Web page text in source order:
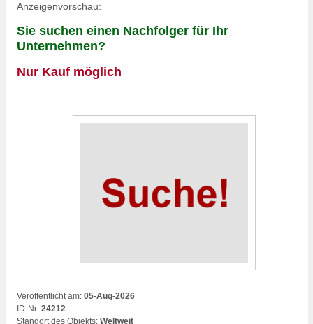
Anzeigenvorschau:
Sie suchen einen Nachfolger für Ihr
Unternehmen?
Nur Kauf möglich
Veröffentlicht am: 05-Aug-2026
ID-Nr: 24212
Standort des Objekts: Weltweit